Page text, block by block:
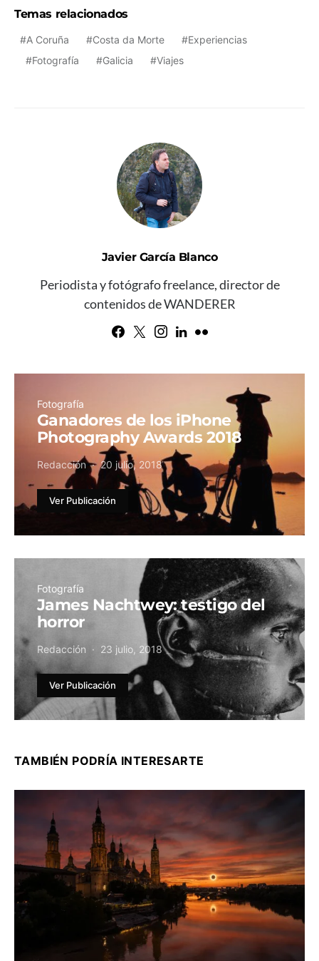
Temas relacionados
A Coruña Costa da Morte
Experiencias
Fotografía
Galicia Viajes
Javier García Blanco
Periodista y fotógrafo freelance, director de
contenidos de WANDERER
Fotografía
Ganadores de los iPhone
Photography Awards 2018
Redacción 20 julio, 2018
Ver Publicación
Fotografía
James Nachtwey: testigo del
horror
Redacción 23 julio, 2018
Ver Publicación
TAMBIÉN PODRÍA INTERESARTE